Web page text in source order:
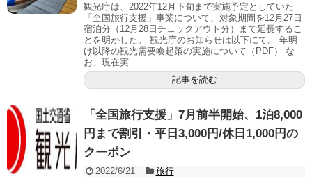
観光庁は、2022年12月下旬まで実施予定としていた
「全国旅行支援」事業について、対象期間を12月27日
宿泊分（12月28日チェックアウト分）まで延長するこ
とを明かした。 観光庁のお知らせは以下にて。 年明
け以降の観光需要喚起策の実施について（PDF） な
お、現在実...
記事を読む
「全国旅行支援」7月前半開始、1泊8,000
円まで割引・平日3,000円/休日1,000円の
クーポン
2022/6/21
旅行